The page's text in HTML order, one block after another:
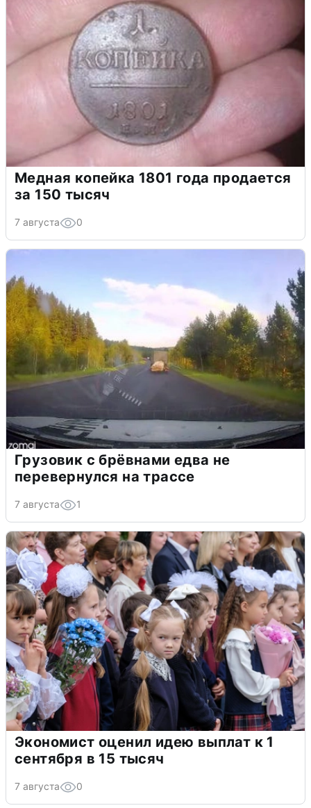
Медная копейка 1801 года продается
за 150 тысяч
7 августа 0
Грузовик с брёвнами едва не
перевернулся на трассе
7 августа 1
Экономист оценил идею выплат к 1
сентября в 15 тысяч
7 августа 0